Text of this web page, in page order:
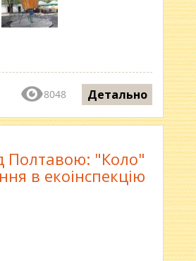
8048 Детально
Полтавою: "Коло"
в екоінспекцію